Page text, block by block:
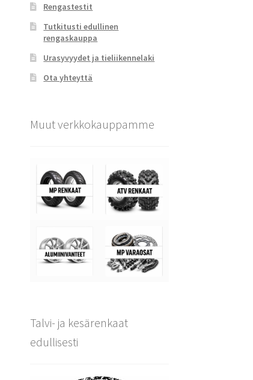
Rengastestit
Tutkitusti edullinen
rengaskauppa
Urasyvyydet ja tieliikennelaki
Ota yhteyttä
Muut verkkokauppamme
Talvi- ja kesärenkaat
edullisesti